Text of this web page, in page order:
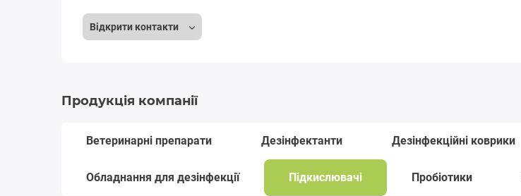
Відкрити контакти
Продукція компанії
Ветеринарні препарати Дезінфектанти Дезінфекційні коврики
Обладнання для дезінфекції Підкислювачі Пробіотики